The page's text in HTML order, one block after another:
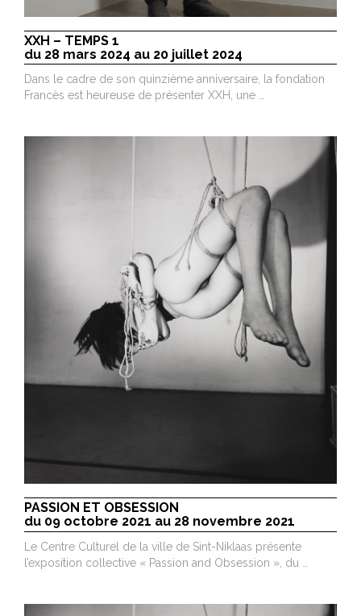
XXH – TEMPS 1
du 28 mars 2024 au 20 juillet 2024
Dans le cadre de son quinzième anniversaire, la fondation
Francès est heureuse de présenter XXH, une …
PASSION ET OBSESSION
du 09 octobre 2021 au 28 novembre 2021
Le Centre Culturel de la ville de Sint-Niklaas présente
l’exposition collective « Passion and Obsession », du …